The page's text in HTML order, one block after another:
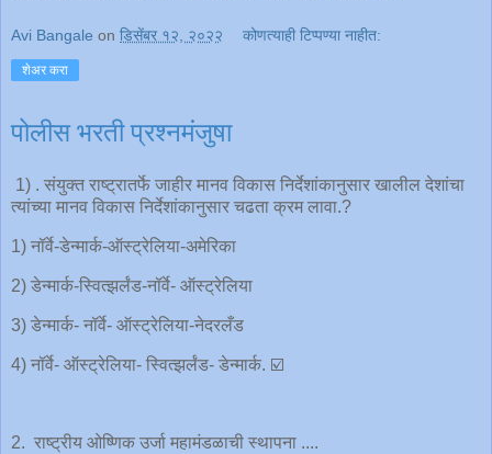
Avi Bangale on डिसेंबर १२, २०२२ कोणत्याही टिप्पण्‍या नाहीत:
शेअर करा
पोलीस भरती प्रश्नमंजुषा
1) . संयुक्त राष्ट्रातर्फे जाहीर मानव विकास निर्देशांकानुसार खालील देशांचा
त्यांच्या मानव विकास निर्देशांकानुसार चढता क्रम लावा.?
1) नॉर्वे-डेन्मार्क-ऑस्ट्रेलिया-अमेरिका
2) डेन्मार्क-स्वित्झर्लंड-नॉर्वे- ऑस्ट्रेलिया
3) डेन्मार्क- नॉर्वे- ऑस्ट्रेलिया-नेदरलँड
4) नॉर्वे- ऑस्ट्रेलिया- स्वित्झर्लंड- डेन्मार्क. ☑️
2. राष्ट्रीय ओष्णिक उर्जा महामंडळाची स्थापना ....